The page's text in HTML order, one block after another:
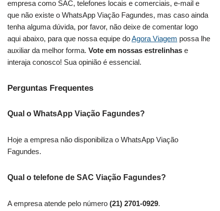
empresa como SAC, telefones locais e comerciais, e-mail e
que não existe o WhatsApp Viação Fagundes, mas caso ainda
tenha alguma dúvida, por favor, não deixe de comentar logo
aqui abaixo, para que nossa equipe doAgora Viagem possa lhe
auxiliar da melhor forma. Vote em nossas estrelinhas e
interaja conosco! Sua opinião é essencial.
Perguntas Frequentes
Qual o WhatsApp Viação Fagundes?
Hoje a empresa não disponibiliza o WhatsApp Viação
Fagundes.
Qual o telefone de SAC Viação Fagundes?
A empresa atende pelo número (21) 2701-0929.